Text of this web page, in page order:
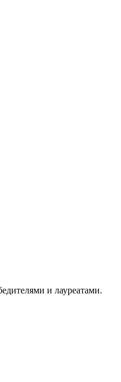
и лауреатами.